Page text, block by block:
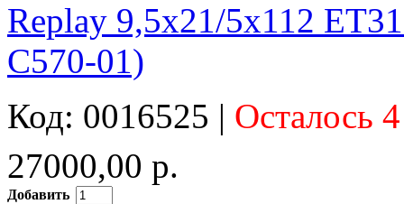
Replay 9,5x21/5x112
C570-01)
Код: 0016525 | Осталось
27000,00 р.
Добавить